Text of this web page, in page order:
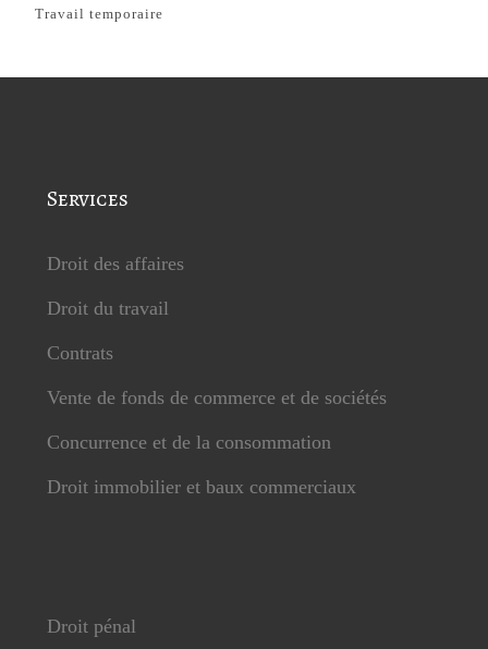
Travail temporaire
Services
Droit des affaires
Droit du travail
Contrats
Vente de fonds de commerce et de sociétés
Concurrence et de la consommation
Droit immobilier et baux commerciaux
Droit pénal